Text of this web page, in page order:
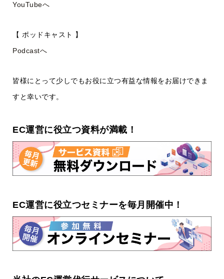
YouTubeへ
【 ポッドキャスト 】
Podcastへ
皆様にとって少しでもお役に立つ有益な情報をお届けできま
すと幸いです。
EC運営に役立つ資料が満載！
EC運営に役立つセミナーを毎月開催中！